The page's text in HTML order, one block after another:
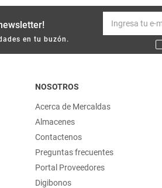
en tu buzón.
NOSOTROS
Acerca de Mercaldas
Almacenes
Contactenos
Preguntas frecuentes
Portal Proveedores
Digibonos